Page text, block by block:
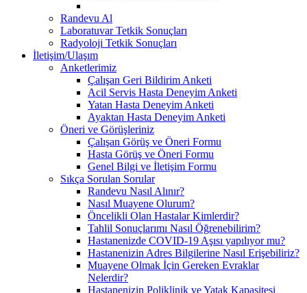
Randevu Al
Laboratuvar Tetkik Sonuçları
Radyoloji Tetkik Sonuçları
İletişim/Ulaşım
Anketlerimiz
Çalışan Geri Bildirim Anketi
Acil Servis Hasta Deneyim Anketi
Yatan Hasta Deneyim Anketi
Ayaktan Hasta Deneyim Anketi
Öneri ve Görüşleriniz
Çalışan Görüş ve Öneri Formu
Hasta Görüş ve Öneri Formu
Genel Bilgi ve İletişim Formu
Sıkça Sorulan Sorular
Randevu Nasıl Alınır?
Nasıl Muayene Olurum?
Öncelikli Olan Hastalar Kimlerdir?
Tahlil Sonuçlarımı Nasıl Öğrenebilirim?
Hastanenizde COVID-19 Aşısı yapılıyor mu?
Hastanenizin Adres Bilgilerine Nasıl Erişebiliriz?
Muayene Olmak İçin Gereken Evraklar
Nelerdir?
Hastanenizin Poliklinik ve Yatak Kapasitesi